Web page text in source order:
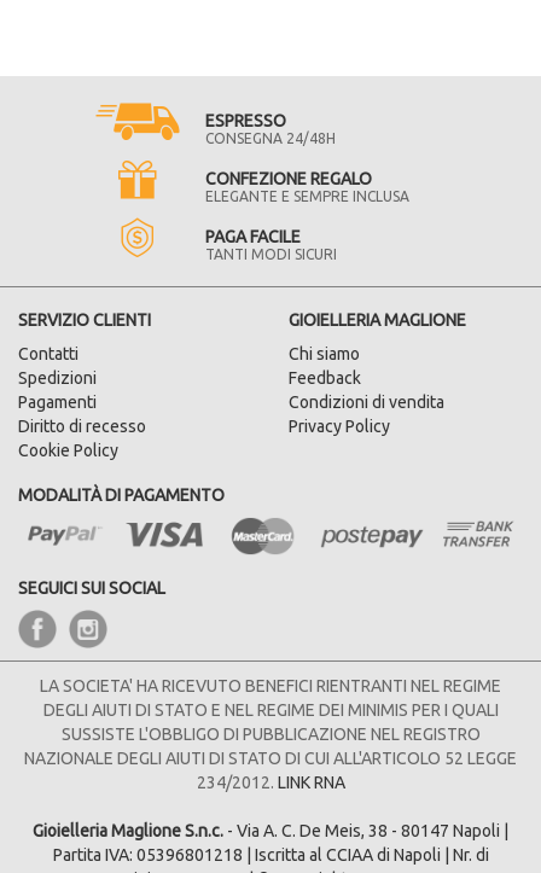
ESPRESSO
CONSEGNA 24/48H
CONFEZIONE REGALO
ELEGANTE E SEMPRE INCLUSA
PAGA FACILE
TANTI MODI SICURI
SERVIZIO CLIENTI
Contatti
Spedizioni
Pagamenti
Diritto di recesso
Cookie Policy
GIOIELLERIA MAGLIONE
Chi siamo
Feedback
Condizioni di vendita
Privacy Policy
MODALITÀ DI PAGAMENTO
SEGUICI SUI SOCIAL
LA SOCIETA' HA RICEVUTO BENEFICI RIENTRANTI NEL REGIME
DEGLI AIUTI DI STATO E NEL REGIME DEI MINIMIS PER I QUALI
SUSSISTE L'OBBLIGO DI PUBBLICAZIONE NEL REGISTRO
NAZIONALE DEGLI AIUTI DI STATO DI CUI ALL'ARTICOLO 52 LEGGE
234/2012. LINK RNA
Gioielleria Maglione S.n.c. - Via A. C. De Meis, 38 - 80147 Napoli |
Partita IVA: 05396801218 | Iscritta al CCIAA di Napoli | Nr. di